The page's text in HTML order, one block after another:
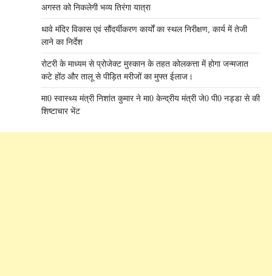
अगस्त को निकलेगी भव्य तिरंगा यात्रा
थावे मंदिर विकास एवं सौंदर्यीकरण कार्यों का स्थल निरीक्षण, कार्य में तेजी
लाने का निर्देश
रोटरी के माध्यम से प्रोजेक्ट मुस्कान के तहत कोलकत्ता में होगा जन्मजात
कटे होंठ और तालू से पीड़ित मरीजों का मुफ्त ईलाज।
मा0 स्वास्थ्य मंत्री निशांत कुमार ने मा0 केन्द्रीय मंत्री जे0 पी0 नड्डा से की
शिष्टाचार भेंट